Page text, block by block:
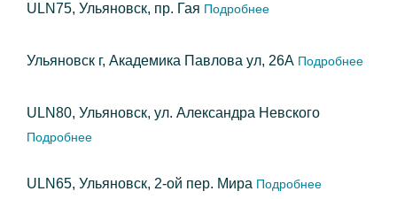
ULN75, Ульяновск, пр. Гая Подробнее
Ульяновск г, Академика Павлова ул, 26А Подробнее
ULN80, Ульяновск, ул. Александра Невского
Подробнее
ULN65, Ульяновск, 2-ой пер. Мира Подробнее